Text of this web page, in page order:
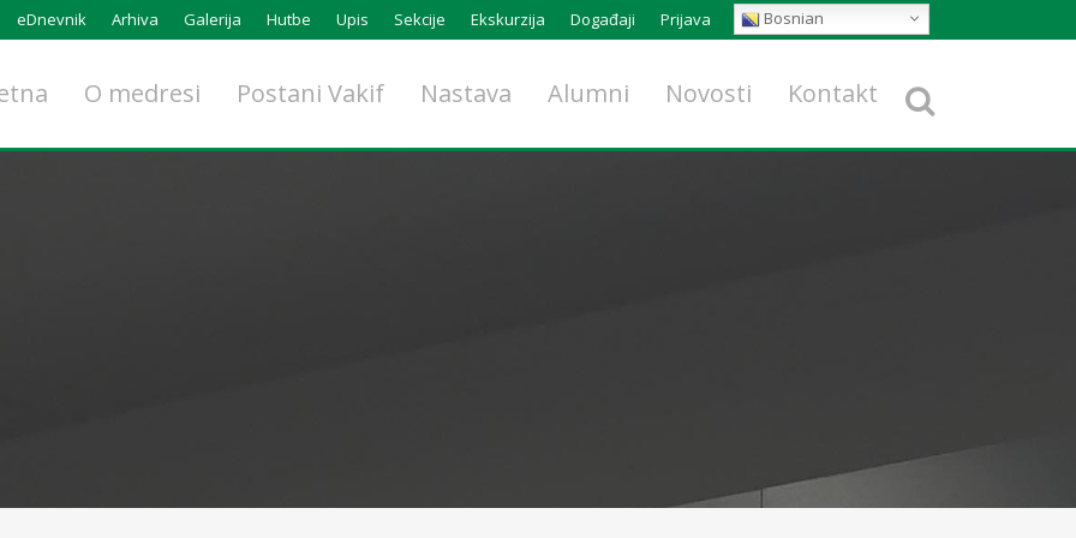
eDnevnik Arhiva Galerija Hutbe Upis Sekcije Ekskurzija Događaji Prijava Bosnian
O medresi Postani Vakif Nastava Alumni Novosti Kontakt